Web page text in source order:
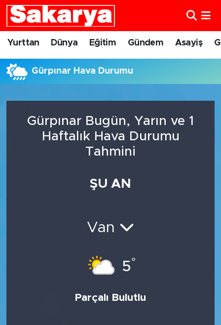
Yurttan Dünya Eğitim Gündem Asayiş
Gürpınar Hava Durumu
Gürpınar Bugün, Yarın ve 1
Haftalık Hava Durumu
Tahmini
ŞU AN
Van
5°
Parçalı Bulutlu
Yurttan
Eskişehirspor
Eskişehir Nöbetçi Eczaneler
Süper Lig Puan Durumu ve Fikstür
Son Dakika Haberleri